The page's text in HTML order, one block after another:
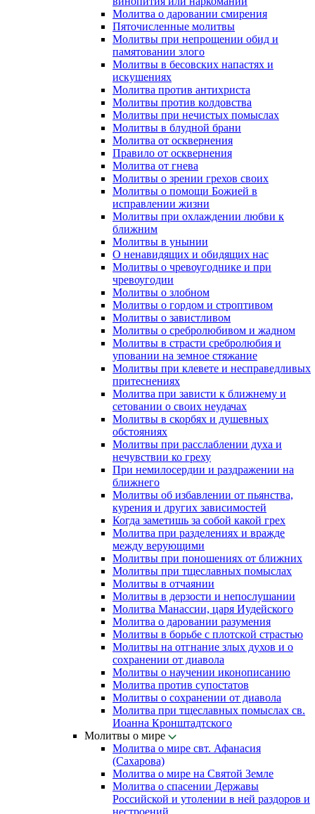
Молитва о даровании смирения
Пяточисленные молитвы
Молитвы при непрощении обид и
памятовании злого
Молитвы в бесовских напастях и
искушениях
Молитва против антихриста
Молитвы против колдовства
Молитвы при нечистых помыслах
Молитвы в блудной брани
Молитва от осквернения
Правило от осквернения
Молитва от гнева
Молитвы о зрении грехов своих
Молитвы о помощи Божией в
исправлении жизни
Молитвы при охлаждении любви к
ближним
Молитвы в унынии
О ненавидящих и обидящих нас
Молитвы о чревоугоднике и при
чревоугодии
Молитвы о злобном
Молитвы о гордом и строптивом
Молитвы о завистливом
Молитвы о сребролюбивом и жадном
Молитвы в страсти сребролюбия и
уповании на земное стяжание
Молитвы при клевете и несправедливых
притеснениях
Молитва при зависти к ближнему и
сетовании о своих неудачах
Молитвы в скорбях и душевных
обстояниях
Молитвы при расслаблении духа и
нечувствии ко греху
При немилосердии и раздражении на
ближнего
Молитвы об избавлении от пьянства,
курения и других зависимостей
Когда заметишь за собой какой грех
Молитва при разделениях и вражде
между верующими
Молитвы при поношениях от ближних
Молитвы при тщеславных помыслах
Молитвы в отчаянии
Молитвы в дерзости и непослушании
Молитва Манассии, царя Иудейского
Молитва о даровании разумения
Молитвы в борьбе с плотской страстью
Молитвы на отгнание злых духов и о
сохранении от диавола
Молитвы о научении иконописанию
Молитва против супостатов
Молитвы о сохранении от диавола
Молитва при тщеславных помыслах св.
Иоанна Кронштадтского
Молитвы о мире
Молитва о мире свт. Афанасия
(Сахарова)
Молитва о мире на Святой Земле
Молитва о спасении Державы
Российской и утолении в ней раздоров и
нестроений